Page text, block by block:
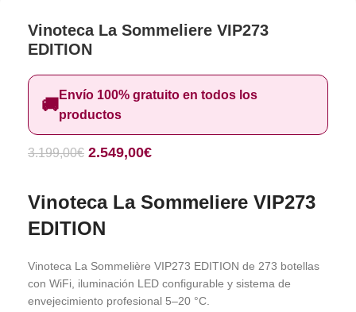
Vinoteca La Sommeliere VIP273
EDITION
🚚Envío 100% gratuito en todos los
productos
3.199,00€ 2.549,00€
Vinoteca La Sommeliere VIP273
EDITION
Vinoteca La Sommelière VIP273 EDITION de 273 botellas
con WiFi, iluminación LED configurable y sistema de
envejecimiento profesional 5–20 °C.